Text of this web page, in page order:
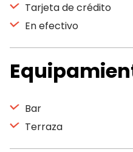
Tarjeta de crédito
En efectivo
Bar
Terraza